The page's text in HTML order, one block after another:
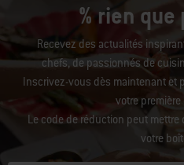
% rien
Recevez des actualités
chefs, de passionnés de
Inscrivez-vous dès maintenant et
votre
Le code de réduction peut
votre